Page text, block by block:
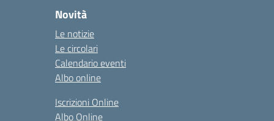
Novità
Le notizie
Le circolari
Calendario eventi
Albo online
Iscrizioni Online
Albo Online